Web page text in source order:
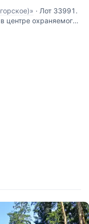
· Лот 33991.
центре охраняемого
Самое лучшее и
Элитный
км